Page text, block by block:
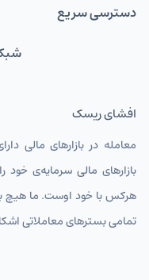
دسترسی سریع
افشای ریسک
معامله در بازارهای مالی
بازارهای مالی سرمایه‌ی
هرکس با خود اوست. ما هیچ
تمامی بسترهای معاملاتی